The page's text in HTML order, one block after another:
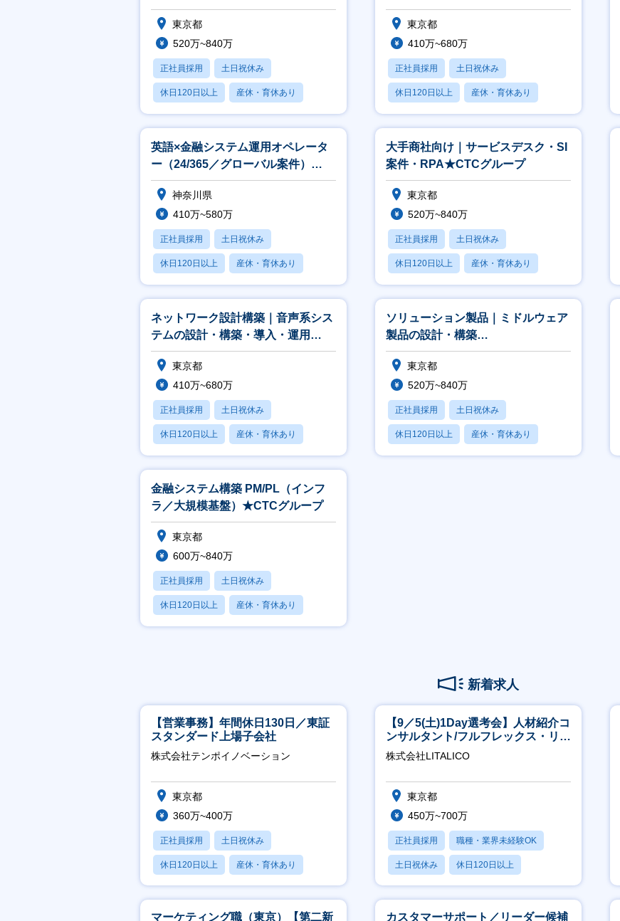
★CTCグループ
東京都
520万~840万
正社員採用 土日祝休み
休日120日以上 産休・育休あり
賞与あり
育、組織開発等）
東京都
410万~680万
正社員採用 土日祝休み
休日120日以上 産休・育休あり
賞与あり
英語×金融システム運用オペレータ
ー（24/365／グローバル案件）
★CTCグループ
神奈川県
410万~580万
正社員採用 土日祝休み
休日120日以上 産休・育休あり
月残業20時間以内
大手商社向け｜サービスデスク・SI
案件・RPA★CTCグループ
東京都
520万~840万
正社員採用 土日祝休み
休日120日以上 産休・育休あり
月残業20時間以内
ネットワーク設計構築｜音声系シス
テムの設計・構築・導入・運用
（Cisco／Genesys Cloud
東京都
410万~680万
正社員採用 土日祝休み
休日120日以上 産休・育休あり
月残業20時間以内
ソリューション製品｜ミドルウェア
製品の設計・構築
（JP1/Zabbix/SKYSEA等）★CTC
グル東京都
520万~840万
正社員採用 土日祝休み
休日120日以上 産休・育休あり
賞与あり
金融システム構築 PM/PL（インフ
ラ／大規模基盤）★CTCグループ
東京都
600万~840万
正社員採用 土日祝休み
休日120日以上 産休・育休あり
賞与あり
新着求人
【営業事務】年間休日130日／東証
スタンダード上場子会社
株式会社テンポイノベーション
東京都
360万~400万
正社員採用 土日祝休み
休日120日以上 産休・育休あり
賞与あり
【9／5(土)1Day選考会】人材紹介コ
ンサルタント/フルフレックス・リモ
ート/育休最長6年取得可
株式会社LITALICO
東京都
450万~700万
正社員採用 職種・業界未経験OK
土日祝休み 休日120日以上
産休・育休あり
マーケティング職（東京）【第二新 カスタマーサポート／リーダー候補